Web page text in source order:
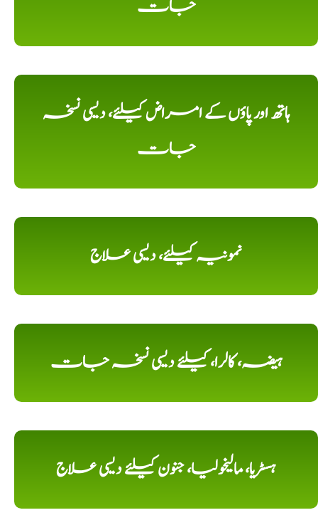
جات
ہاتھ اور پاؤں کے امراض کیلئے، دیسی نسخہ
جات
نمونیہ کیلئے، دیسی علاج
ہیضہ، کالرا، کیلئے دیسی نسخہ جات
ہسٹریا، مالیخولیا، جنون کیلئے دیسی علاج